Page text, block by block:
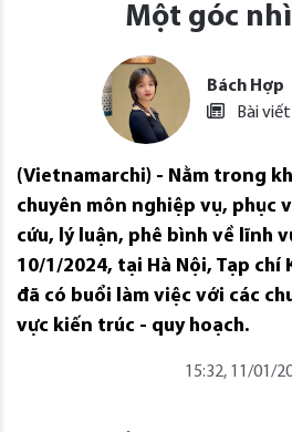
Một góc
Bách Hợp
Bài
(Vietnamarchi) - Nằm trong
chuyên môn nghiệp vụ, phục
cứu, lý luận, phê bình về lĩnh
10/1/2024, tại Hà Nội, Tạp chí
đã có buổi làm việc với các
vực kiến trúc - quy hoạch.
15:32, 11/01/